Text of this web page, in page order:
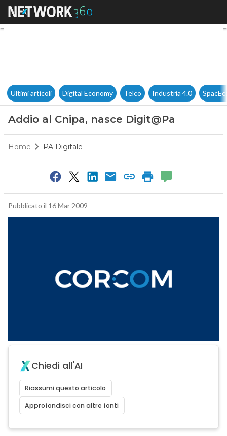
Addio al Cnipa, nasce
Ultimi articoli Digital Economy Telco Industria 4.0
Addio al Cnipa, nasce Digit@Pa
Home PA Digitale
Pubblicato il 16 Mar 2009
Chiedi all'AI
Riassumi questo articolo
Approfondisci con altre fonti